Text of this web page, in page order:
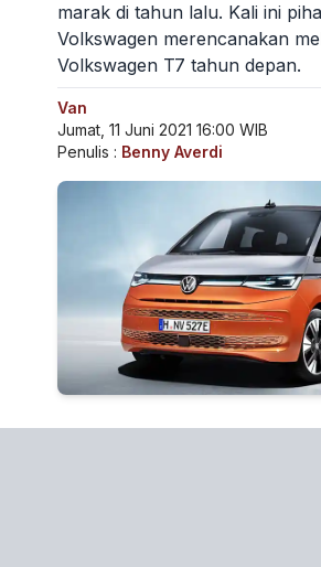
marak di tahun lalu. Kali ini
Volkswagen merencanakan
Volkswagen T7 tahun depan.
Van
Jumat, 11 Juni 2021 16:00 WIB
Penulis : Benny Averdi